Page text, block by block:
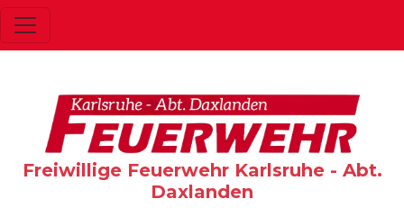
Freiwillige Feuerwehr Karlsruhe - Abt.
Daxlanden